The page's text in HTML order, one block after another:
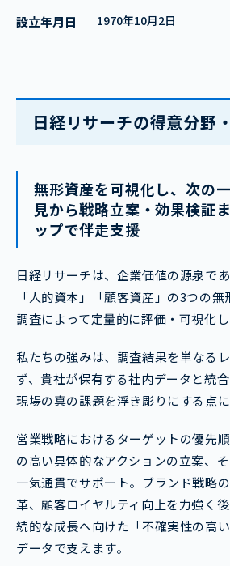
設立年月日 1970年10月2日
日経リサーチの得意分野
無形資産を可視化し、次の
見から戦略立案・効果検証
ップで伴走支援
日経リサーチは、企業価値の源泉で
「人的資本」「顧客資産」の3つの
調査によって定量的に評価・可視化し
私たちの強みは、調査結果を単なる
ず、貴社が保有する社内データと統合
現場の真の課題を浮き彫りにする点に
営業戦略におけるターゲットの優先
の高い具体的なアクションの立案、
一気通貫でサポート。ブランド戦略
革、顧客ロイヤルティ向上を力強く
続的な成長へ向けた「不確実性の高
データで支えます。